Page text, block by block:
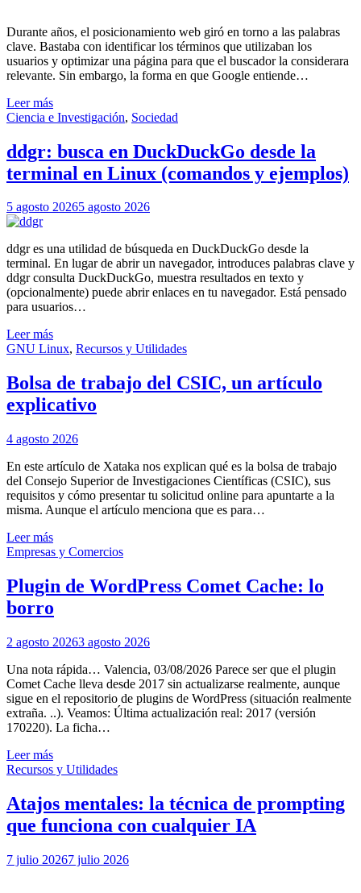
Durante años, el posicionamiento web giró en torno a las palabras
clave. Bastaba con identificar los términos que utilizaban los
usuarios y optimizar una página para que el buscador la considerara
relevante. Sin embargo, la forma en que Google entiende…
Leer más
Ciencia e Investigación, Sociedad
ddgr: busca en DuckDuckGo desde la
terminal en Linux (comandos y ejemplos)
5 agosto 20265 agosto 2026
ddgr es una utilidad de búsqueda en DuckDuckGo desde la
terminal. En lugar de abrir un navegador, introduces palabras clave y
ddgr consulta DuckDuckGo, muestra resultados en texto y
(opcionalmente) puede abrir enlaces en tu navegador. Está pensado
para usuarios…
Leer más
GNU Linux, Recursos y Utilidades
Bolsa de trabajo del CSIC, un artículo
explicativo
4 agosto 2026
En este artículo de Xataka nos explican qué es la bolsa de trabajo
del Consejo Superior de Investigaciones Científicas (CSIC), sus
requisitos y cómo presentar tu solicitud online para apuntarte a la
misma. Aunque el artículo menciona que es para…
Leer más
Empresas y Comercios
Plugin de WordPress Comet Cache: lo
borro
2 agosto 20263 agosto 2026
Una nota rápida… Valencia, 03/08/2026 Parece ser que el plugin
Comet Cache lleva desde 2017 sin actualizarse realmente, aunque
sigue en el repositorio de plugins de WordPress (situación realmente
extraña. ..). Veamos: Última actualización real: 2017 (versión
170220). La ficha…
Leer más
Recursos y Utilidades
Atajos mentales: la técnica de prompting
que funciona con cualquier IA
7 julio 20267 julio 2026